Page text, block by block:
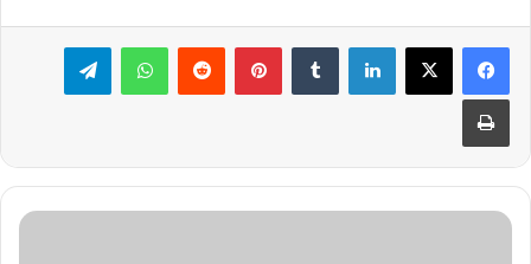
لینکدین ‫تامبلر پینترست‫رددیت واتس آپ تلگرام
چاپ
آموزش